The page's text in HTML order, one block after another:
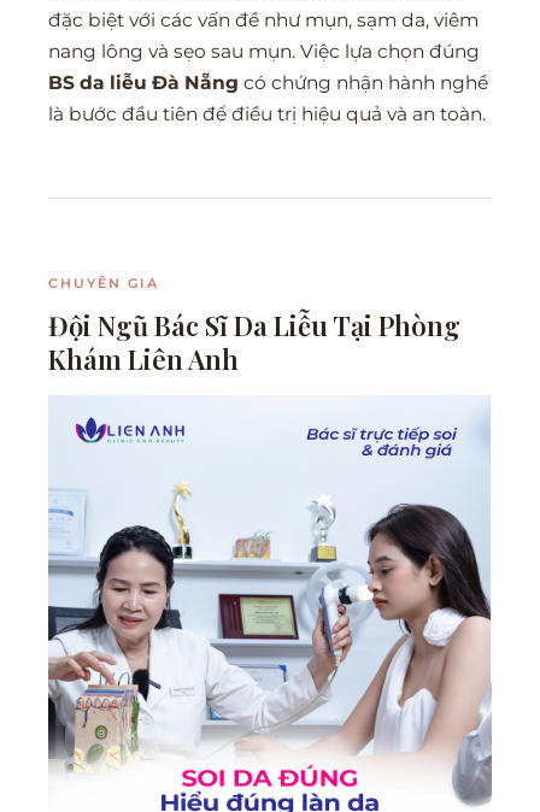
đặc biệt với các vấn đề như mụn, sạm da, viêm
nang lông và sẹo sau mụn. Việc lựa chọn đúng
BS da liễu Đà Nẵng có chứng nhận hành nghề
là bước đầu tiên để điều trị hiệu quả và an toàn.
CHUYÊN GIA
Đội Ngũ Bác Sĩ Da Liễu Tại Phòng
Khám Liên Anh